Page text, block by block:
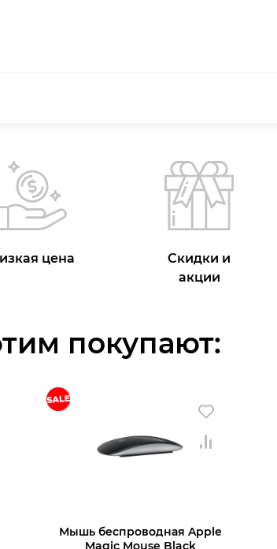
цена
Скидки и
акции
покупают:
Мышь беспроводная Apple
Magic Mouse Black